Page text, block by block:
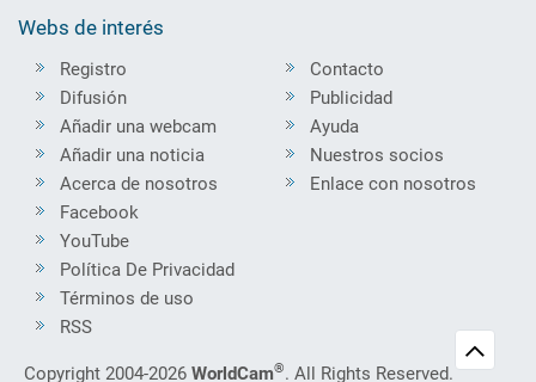
Webs de interés
Registro
Difusión
Añadir una webcam
Añadir una noticia
Acerca de nosotros
Contacto
Publicidad
Ayuda
Nuestros socios
Enlace con nosotros
Facebook
YouTube
Política De Privacidad
Términos de uso
RSS
Copyright 2004-2026 WorldCam®. All Rights Reserved.